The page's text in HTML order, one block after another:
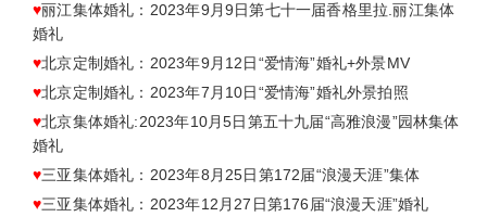
♥丽江集体婚礼：2023年9月9日第七十一届香格里拉.丽江集体
婚礼
♥北京定制婚礼：2023年9月12日“爱情海”婚礼+外景MV
♥北京定制婚礼：2023年7月10日“爱情海”婚礼外景拍照
♥北京集体婚礼:2023年10月5日第五十九届“高雅浪漫”园林集体
婚礼
♥三亚集体婚礼：2023年8月25日第172届“浪漫天涯”集体
♥三亚集体婚礼：2023年12月27日第176届“浪漫天涯”婚礼